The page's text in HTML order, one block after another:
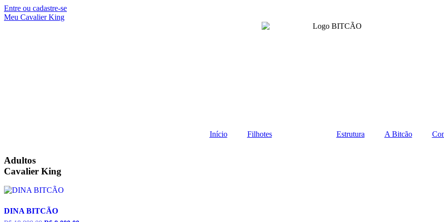
Entre ou cadastre-se
Meu Cavalier King
Início Filhotes Estrutura A Bitcão
Adultos
Cavalier King
DINA BITCÃO